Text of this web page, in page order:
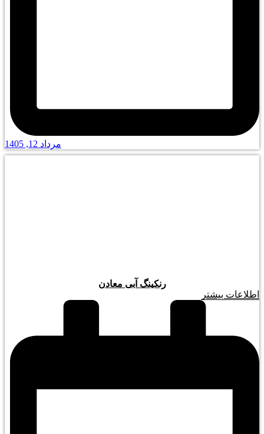
مرداد 12, 1405
رنکینگ آبی معادن
اطلاعات بیشتر